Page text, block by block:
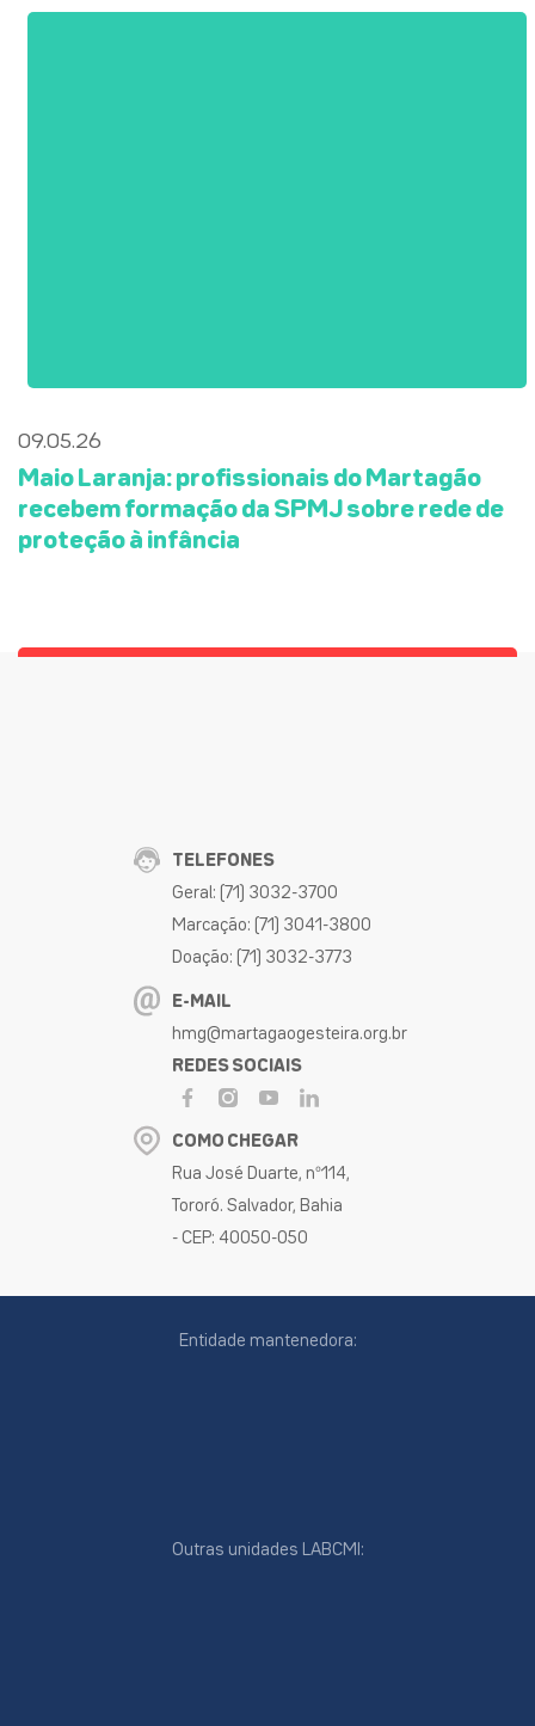
09.05.26
Maio Laranja: profissionais do Martagão
recebem formação da SPMJ sobre rede de
proteção à infância
TELEFONES
Geral: (71) 3032-3700
Marcação: (71) 3041-3800
Doação: (71) 3032-3773
E-MAIL
hmg@martagaogesteira.org.br
REDES SOCIAIS
COMO CHEGAR
Rua José Duarte, nº114,
Tororó. Salvador, Bahia
- CEP: 40050-050
Entidade mantenedora:
Outras unidades LABCMI: